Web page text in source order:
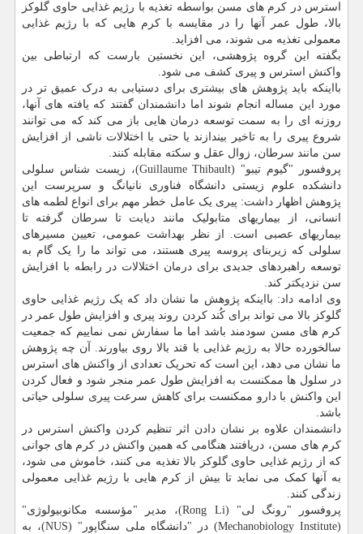
استرس در کرم های مسن بواسطه تغذیه با رژیم غذایی حاوی گلوکز
بالا، طول عمر آنها را در مقایسه با کرم هایی که با رژیم غذایی
معمولی تغذیه می شوند، می افزاید.
بگفته این گروه پژوهشی، این نخستین بارست که ارتباطی بین
واکنش استرس و پیری کشف می شود.
بااینکه باید پژوهش های بیشتری برای دستیابی به درک عمیق تر در
مورد این مساله انجام شوند اما دانشمندان گفتند که یافته های آنها،
روزنه ای را به سمت توسعه درمان هایی باز می کند که می توانند
شروع پیری را به تاخیر بیندازند یا حتی با اختلالات ناشی از افزایش
سن مانند سرطان، زوال عقل و سکته مقابله کنند.
پروفسور "گیوم تیبو" (Guillaume Thibault)، زیست شناس سلولی
دانشکده علوم زیستی دانشگاه فناوری نانیانگ و سرپرست این
پژوهش اظهار داشت: پیری یک عامل خطر مهم برای انواع لطمه های
انسانی، از بیماریهای متابولیک مانند دیابت تا سرطان گرفته تا
بیماریهای عصبی است. از نظر بهداشت عمومی، تعیین مسیرهای
سلولی که زیربنای پروسه پیری هستند، می تواند ما را یک گام به
توسعه راهبردهای جدیدی برای درمان اختلالات در رابطه با افزایش
سن نزدیکتر کند.
وی ادامه داد: بااینکه پژوهش ما نشان داد که یک رژیم غذایی حاوی
گلوکز بالا می تواند برای کُند کردن روند پیری و افزایش طول عمر در
کرم های مسن سودمند باشد اما ما سفارش نمی نماییم که جمعیت
سالخورده حالا به رژیم غذایی با قند بالا روی بیاورند. آن چه پژوهش
ما نشان می دهد، این است که تحریک تعدادی از واکنش های استرس
در سلول ها ممکنست به افزایش طول عمر منجر شود و فعال کردن
این واکنش با دارو ممکنست برای کاهش سرعت پیری سلولی حیاتی
باشد.
دانشمندان علاوه بر نشان دادن اثر تنظیم کردن واکنش استرس در
کرم های مسن، دریافتند هنگامی که همین واکنش در کرم های جوانی
که از رژیم غذایی حاوی گلوکز بالا تغذیه می کنند، خاموش می شود،
به آنها کمک می نماید تا بیش از کرم هایی با رژیم غذایی معمولی
زندگی کنند.
پروفسور "رونگ لی" (Rong Li)، مدیر "مؤسسه مکانوبیولوژی"
(Mechanobiology Institute) در "دانشگاه ملی سنگاپور" (NUS)، به